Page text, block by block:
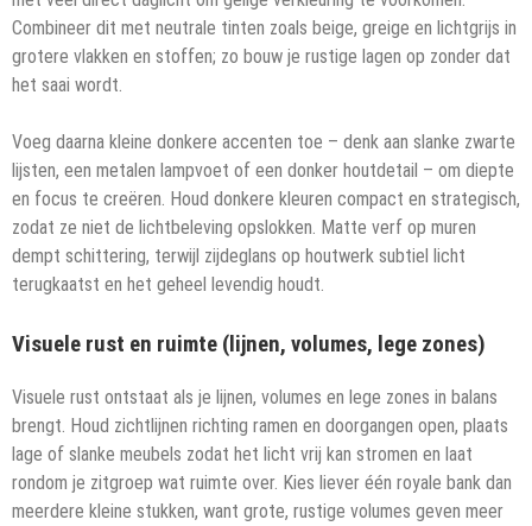
Combineer dit met neutrale tinten zoals beige, greige en lichtgrijs in
grotere vlakken en stoffen; zo bouw je rustige lagen op zonder dat
het saai wordt.
Voeg daarna kleine donkere accenten toe – denk aan slanke zwarte
lijsten, een metalen lampvoet of een donker houtdetail – om diepte
en focus te creëren. Houd donkere kleuren compact en strategisch,
zodat ze niet de lichtbeleving opslokken. Matte verf op muren
dempt schittering, terwijl zijdeglans op houtwerk subtiel licht
terugkaatst en het geheel levendig houdt.
Visuele rust en ruimte (lijnen, volumes, lege zones)
Visuele rust ontstaat als je lijnen, volumes en lege zones in balans
brengt. Houd zichtlijnen richting ramen en doorgangen open, plaats
lage of slanke meubels zodat het licht vrij kan stromen en laat
rondom je zitgroep wat ruimte over. Kies liever één royale bank dan
meerdere kleine stukken, want grote, rustige volumes geven meer